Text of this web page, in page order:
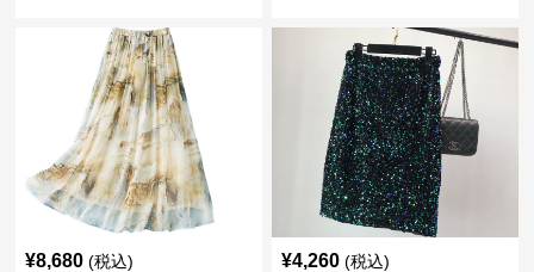
¥8,680 (税込) ¥4,260 (税込)